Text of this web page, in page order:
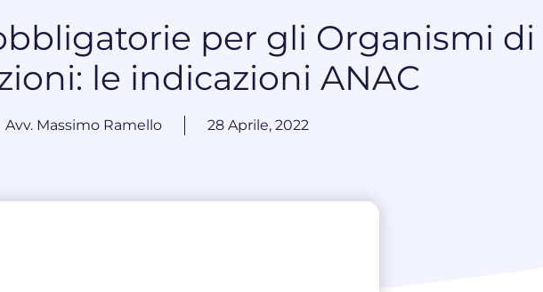
per gli Organismi di
le indicazioni ANAC
Avv. Massimo Ramello 28 Aprile, 2022